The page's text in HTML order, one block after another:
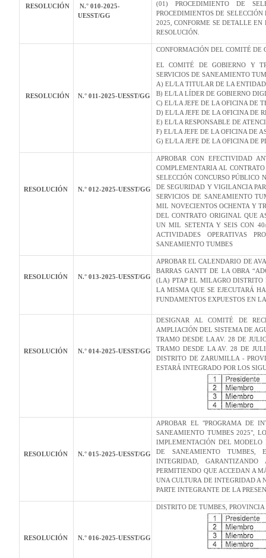
RESOLUCIÓN
N.° 010-2025-
UESST/GG
(01) PROCEDIMIENTO DE
PROCEDIMIENTOS DE
2025, CONFORME SE DETALLE EN
RESOLUCIÓN.
RESOLUCIÓN N.° 011-2025-UESST/GG
CONFORMACIÓN DEL COMITÉ DE
EL COMITÉ DE GOBIERNO Y
SERVICIOS DE SANEAMIENTO
A) EL/LA TITULAR DE LA ENTIDAD
B) EL/LA LÍDER DE GOBIERNO
C) EL/LA JEFE DE LA OFICINA DE
D) EL/LA JEFE DE LA OFICINA DE
E) EL/LA RESPONSABLE DE
F) EL/LA JEFE DE LA OFICINA DE
G) EL/LA JEFE DE LA OFICINA DE
RESOLUCIÓN N.° 012-2025-UESST/GG
APROBAR CON EFECTIVIDAD
COMPLEMENTARIA AL
SELECCIÓN CONCURSO PÚBLICO
DE SEGURIDAD Y VIGILANCIA
SERVICIOS DE SANEAMIENTO
MIL NOVECIENTOS OCHENTA Y
DEL CONTRATO ORIGINAL QUE
UN MIL SETENTA Y SEIS CON
ACTIVIDADES OPERATIVAS
SANEAMIENTO TUMBES
RESOLUCIÓN N.° 013-2025-UESST/GG
APROBAR EL CALENDARIO DE
BARRAS GANTT DE LA OBRA
(LA) PTAP EL MILAGRO DISTRITO
LA MISMA QUE SE EJECUTARÁ
FUNDAMENTOS EXPUESTOS EN
RESOLUCIÓN N.° 014-2025-UESST/GG
DESIGNAR AL COMITÉ DE
AMPLIACIÓN DEL SISTEMA DE
TRAMO DESDE LA AV. 28 DE
TRAMO DESDE LA AV. 28 DE
DISTRITO DE ZARUMILLA -
ESTARÁ INTEGRADO POR LOS
RESOLUCIÓN N.° 015-2025-UESST/GG
APROBAR EL "PROGRAMA DE
SANEAMIENTO TUMBES 2025",
IMPLEMENTACIÓN DEL MODELO
DE SANEAMIENTO TUMBES,
INTEGRIDAD,
PERMITIENDO QUE ACCEDAN A
UNA CULTURA DE INTEGRIDAD A
PARTE INTEGRANTE DE LA
RESOLUCIÓN N.° 016-2025-UESST/GG
DISTRITO DE TUMBES,